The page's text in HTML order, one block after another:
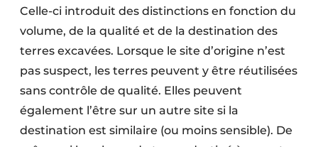
Techniques ferroviaires
Travaux ferroviaires
Celle-ci introduit des distinctions en fonction du
volume, de la qualité et de la destination des
terres excavées. Lorsque le site d’origine n’est
pas suspect, les terres peuvent y être réutilisées
sans contrôle de qualité. Elles peuvent
également l’être sur un autre site si la
destination est similaire (ou moins sensible). De